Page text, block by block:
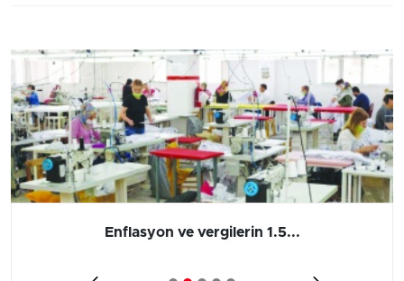
Enflasyon ve vergilerin 1.5...